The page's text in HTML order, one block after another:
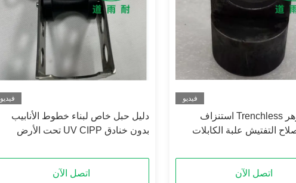
فيديو
الحديد الزهر Trenchless استنزاف
إصلاح التفتيش علبة الكابلات
اتصل الآن
فيديو
دليل حبل خاص لبناء خطوط الأنابيب
بدون خنادق UV CIPP تحت الأرض
اتصل الآن